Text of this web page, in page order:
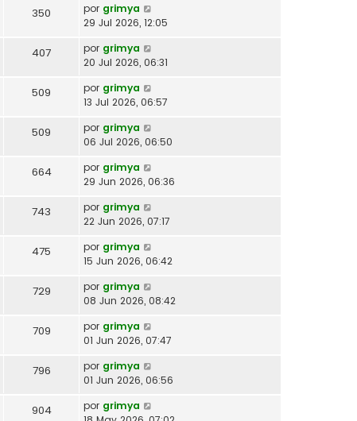
350 por grimya
29 Jul 2026, 12:05
407 por grimya
20 Jul 2026, 06:31
509 por grimya
13 Jul 2026, 06:57
509 por grimya
06 Jul 2026, 06:50
664 por grimya
29 Jun 2026, 06:36
743 por grimya
22 Jun 2026, 07:17
475 por grimya
15 Jun 2026, 06:42
729 por grimya
08 Jun 2026, 08:42
709 por grimya
01 Jun 2026, 07:47
796 por grimya
01 Jun 2026, 06:56
904 por grimya